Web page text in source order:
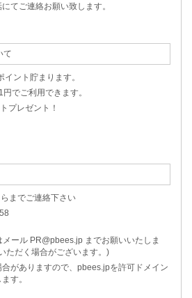
てご連絡お願い致します。
て
ント貯まります。
でご利用できます。
プレゼント！
までご連絡下さい
ール PR@pbees.jp までお願いいたしま
ただく場合がございます。)
がありますので、pbees.jpを許可ドメイン
す。